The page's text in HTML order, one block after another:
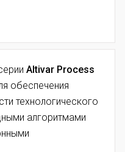
Altivar Process
обеспечения
технологического
алгоритмами